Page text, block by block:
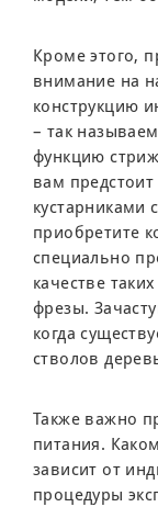
Кроме этого,
внимание на
конструкцию
– так
функцию
вам
кустарниками
приобретите
специально
качестве
фрезы.
когда
стволов
Также важно
питания.
зависит от
процедуры